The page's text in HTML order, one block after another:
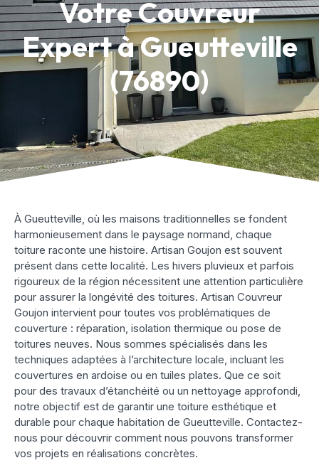
Votre Couvreur
Expert à Gueutteville
(76890)
À Gueutteville, où les maisons traditionnelles se fondent
harmonieusement dans le paysage normand, chaque
toiture raconte une histoire. Artisan Goujon est souvent
présent dans cette localité. Les hivers pluvieux et parfois
rigoureux de la région nécessitent une attention particulière
pour assurer la longévité des toitures. Artisan Couvreur
Goujon intervient pour toutes vos problématiques de
couverture : réparation, isolation thermique ou pose de
toitures neuves. Nous sommes spécialisés dans les
techniques adaptées à l’architecture locale, incluant les
couvertures en ardoise ou en tuiles plates. Que ce soit
pour des travaux d’étanchéité ou un nettoyage approfondi,
notre objectif est de garantir une toiture esthétique et
durable pour chaque habitation de Gueutteville. Contactez-
nous pour découvrir comment nous pouvons transformer
vos projets en réalisations concrètes.